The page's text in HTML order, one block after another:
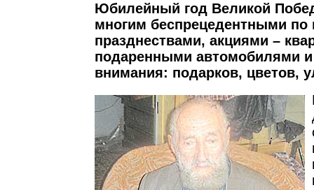
Юбилейный год Великой
многим беспрецедентными
празднествами, акциями –
подаренными автомобилями
внимания: подарков, цветов,